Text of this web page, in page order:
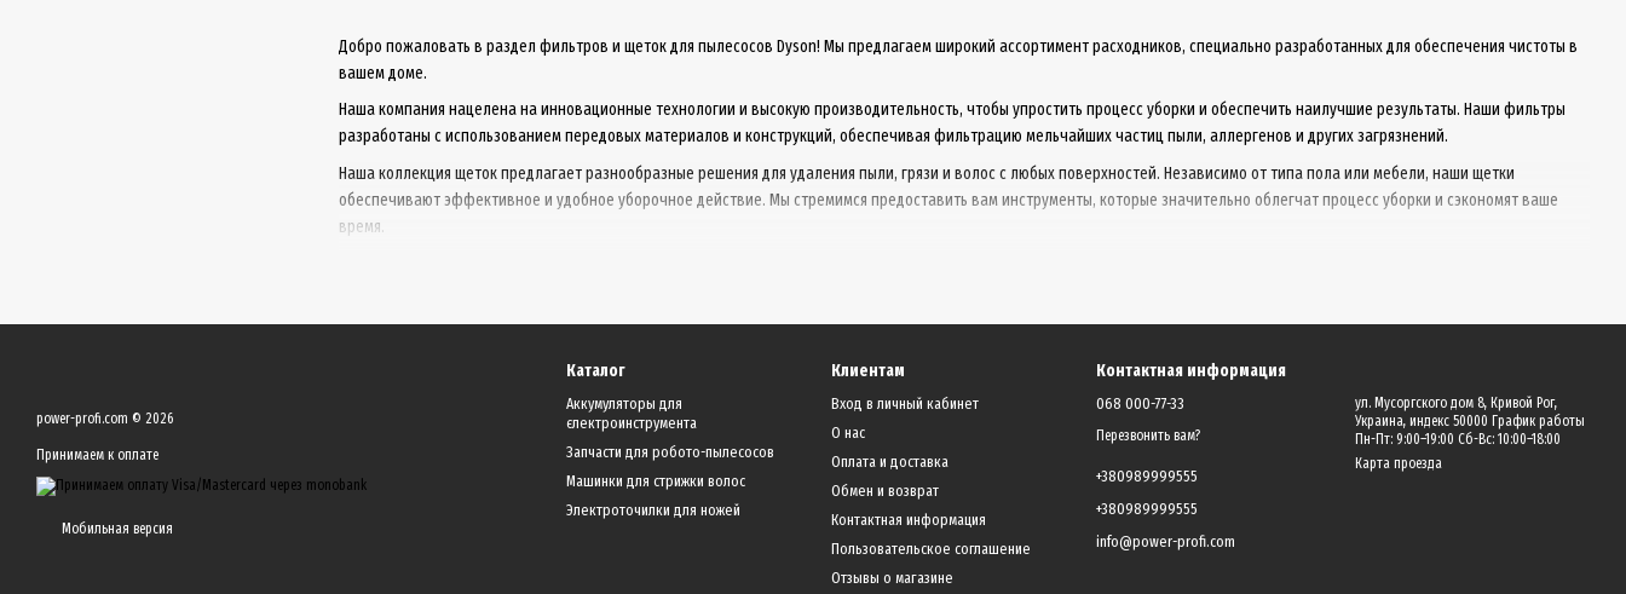
Добро пожаловать в раздел фильтров и щеток для пылесосов Dyson! Мы предлагаем широкий ассортимент расходников, специально разработанных для обеспечения чистоты в
вашем доме.
Наша компания нацелена на инновационные технологии и высокую производительность, чтобы упростить процесс уборки и обеспечить наилучшие результаты. Наши фильтры
разработаны с использованием передовых материалов и конструкций, обеспечивая фильтрацию мельчайших частиц пыли, аллергенов и других загрязнений.
Наша коллекция щеток предлагает разнообразные решения для удаления пыли, грязи и волос с любых поверхностей. Независимо от типа пола или мебели, наши щетки
обеспечивают эффективное и удобное уборочное действие. Мы стремимся предоставить вам инструменты, которые значительно облегчат процесс уборки и сэкономят ваше
время.
power-profi.com © 2026
Принимаем к оплате
Мобильная версия
Каталог
Аккумуляторы для
єлектроинструмента
Запчасти для робото-пылесосов
Машинки для стрижки волос
Электроточилки для ножей
Клиентам
Вход в личный кабинет
О нас
Оплата и доставка
Обмен и возврат
Контактная информация
Пользовательское соглашение
Отзывы о магазине
Контактная информация
068 000-77-33
Перезвонить вам?
+380989999555
+380989999555
info@power-profi.com
ул. Мусоргского дом 8, Кривой Рог,
Украина, индекс 50000 График работы
Пн-Пт: 9:00–19:00 Сб-Вс: 10:00–18:00
Карта проезда